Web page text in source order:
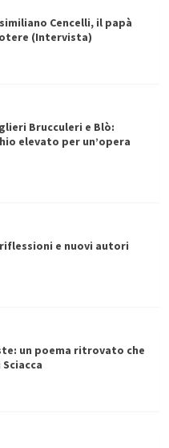
Cencelli, il papà
(Intervista)
Brucculeri e Blò:
elevato per un’opera
e nuovi autori
un poema ritrovato che